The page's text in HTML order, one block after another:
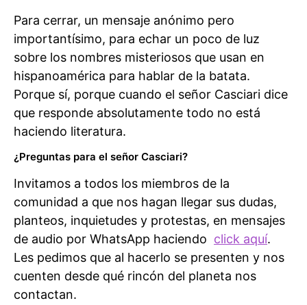
Para cerrar, un mensaje anónimo pero
importantísimo, para echar un poco de luz
sobre los nombres misteriosos que usan en
hispanoamérica para hablar de la batata.
Porque sí, porque cuando el señor Casciari dice
que responde absolutamente todo no está
haciendo literatura.
¿Preguntas para el señor Casciari?
Invitamos a todos los miembros de la
comunidad a que nos hagan llegar sus dudas,
planteos, inquietudes y protestas, en mensajes
de audio por WhatsApp haciendo click aquí.
Les pedimos que al hacerlo se presenten y nos
cuenten desde qué rincón del planeta nos
contactan.